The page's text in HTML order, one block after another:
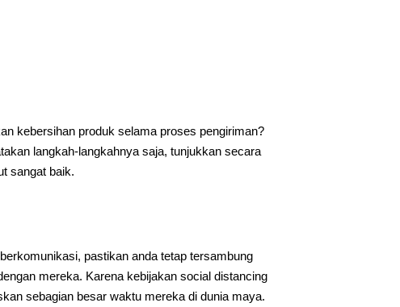
kebersihan produk selama proses pengiriman?
langkah-langkahnya saja, tunjukkan secara
sangat baik.
pastikan anda tetap tersambung
mereka. Karena kebijakan social distancing
sebagian besar waktu mereka di dunia maya.